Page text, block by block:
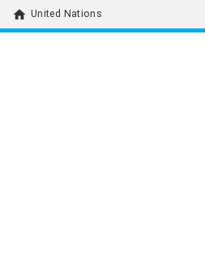
home United Nations